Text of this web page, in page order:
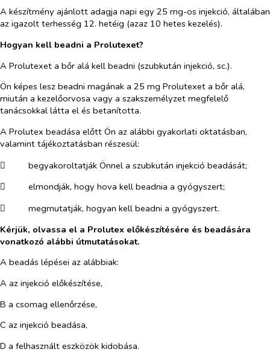
A készítmény ajánlott adagja napi egy 25 mg-os injekció, általában
az igazolt terhesség 12. hetéig (azaz 10 hetes kezelés).
Hogyan kell beadni a Prolutexet?
A Prolutexet a bőr alá kell beadni (szubkután injekció, sc.).
Ön képes lesz beadni magának a 25 mg Prolutexet a bőr alá,
miután a kezelőorvosa vagy a szakszemélyzet megfelelő
tanácsokkal látta el és betanította.
A Prolutex beadása előtt Ön az alábbi gyakorlati oktatásban,
valamint tájékoztatásban részesül:
​
begyakoroltatják Önnel a szubkután injekció beadását;
​
elmondják, hogy hova kell beadnia a gyógyszert;
​
megmutatják, hogyan kell beadni a gyógyszert.
Kérjük, olvassa el a Prolutex előkészítésére és beadására
vonatkozó alábbi útmutatásokat.
A beadás lépései az alábbiak:
A az injekció előkészítése,
B a csomag ellenőrzése,
C az injekció beadása,
D a felhasznált eszközök kidobása.